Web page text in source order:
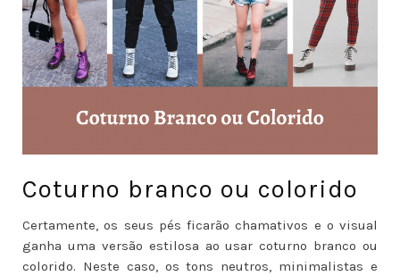
Coturno branco ou colorido
Certamente, os seus pés ficarão chamativos e o visual
ganha uma versão estilosa ao usar coturno branco ou
colorido. Neste caso, os tons neutros, minimalistas e